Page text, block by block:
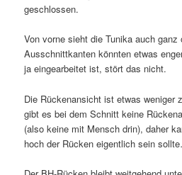
geschlossen.
Von vorne sieht die Tunika auch
Ausschnittkanten könnten etwas
ja eingearbeitet ist, stört das nicht.
Die Rückenansicht ist etwas weniger
gibt es bei dem Schnitt keine
(also keine mit Mensch drin), daher
hoch der Rücken eigentlich sein